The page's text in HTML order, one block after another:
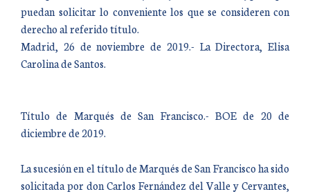
puedan solicitar lo conveniente los que se consideren con
derecho al referido título.
Madrid, 26 de noviembre de 2019.- La Directora, Elisa
Carolina de Santos.
Título de Marqués de San Francisco.- BOE de 20 de
diciembre de 2019.
La sucesión en el título de Marqués de San Francisco ha sido
solicitada por don Carlos Fernández del Valle y Cervantes,